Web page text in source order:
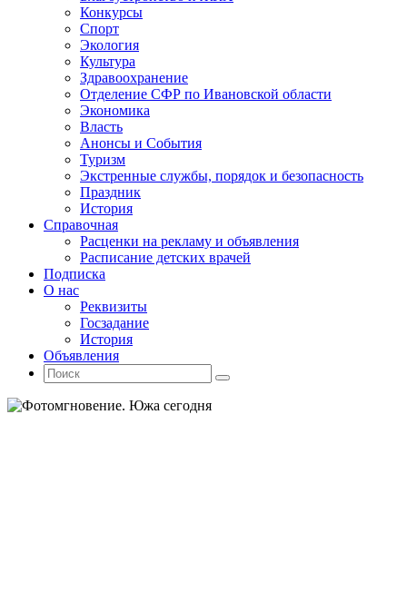
Конкурсы
Спорт
Экология
Культура
Здравоохранение
Отделение СФР по Ивановской области
Экономика
Власть
Анонсы и События
Туризм
Экстренные службы, порядок и безопасность
Праздник
История
Справочная
Расценки на рекламу и объявления
Расписание детских врачей
Подписка
О нас
Реквизиты
Госзадание
История
Объявления
Поиск
Искать:
Поиск